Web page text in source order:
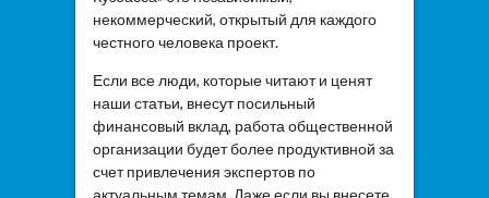
некоммерческий, открытый для каждого
честного человека проект.
Если все люди, которые читают и ценят
наши статьи, внесут посильный
финансовый вклад, работа общественной
организации будет более продуктивной за
счет привлечения экспертов по